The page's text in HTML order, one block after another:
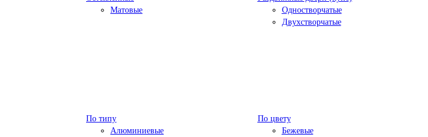
Матовые
Одностворчатые
Двухстворчатые
По типу
Алюминиевые
По цвету
Бежевые